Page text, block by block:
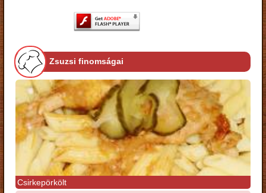
Zsuzsi finomságai
Csirkepörkölt